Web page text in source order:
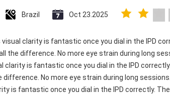
Brazil Oct 23.2025
visual clarity is fantastic once you dial in the IPD
the difference. No more eye strain during long
clarity is fantastic once you dial in the IPD
difference. No more eye strain during long
is fantastic once you dial in the IPD correctly.